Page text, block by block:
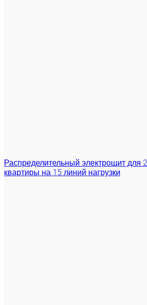
Распределительный электрощит для
квартиры на 15 линий нагрузки